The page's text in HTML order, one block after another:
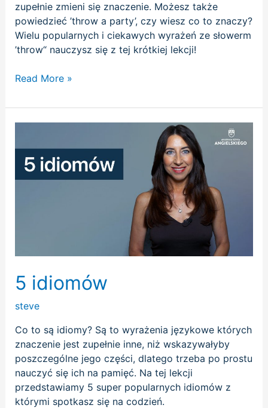
zupełnie zmieni się znaczenie. Możesz także
powiedzieć ’throw a party’, czy wiesz co to znaczy?
Wielu popularnych i ciekawych wyrażeń ze słowerm
’throw“ nauczysz się z tej krótkiej lekcji!
Read More »
5 idiomów
steve
Co to są idiomy? Są to wyrażenia językowe których
znaczenie jest zupełnie inne, niż wskazywałyby
poszczególne jego części, dlatego trzeba po prostu
nauczyć się ich na pamięć. Na tej lekcji
przedstawiamy 5 super popularnych idiomów z
którymi spotkasz się na codzień.